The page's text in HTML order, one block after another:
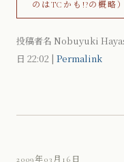
のはTCかも!?の概略
投稿者名 Nobuyuki
日 22:02 | Permalink
2009年03月16日